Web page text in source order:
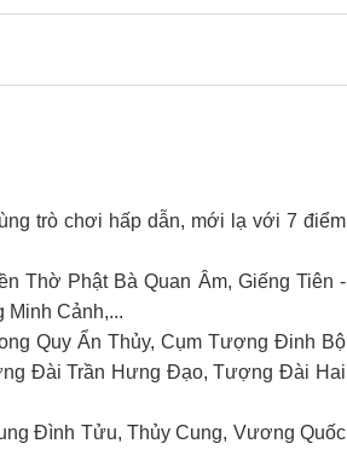
trò chơi hấp dẫn, mới lạ với 7 điểm
Thờ Phật Bà Quan Âm, Giếng Tiên -
Cảnh,...
Quy Ẩn Thủy, Cụm Tượng Đinh Bộ
Đài Trần Hưng Đạo, Tượng Đài Hai
Đình Tửu, Thủy Cung, Vương Quốc